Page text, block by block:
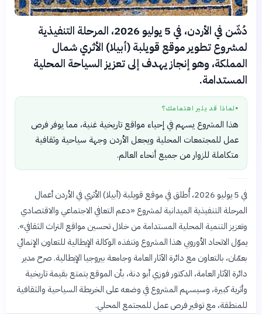
دُشّن في الأردن، في 5 يوليو 2026، المرحلة التنفيذية
لمشروع تطوير موقع قويلبة (أبيلا) الأثري شمال
المملكة، وهو إنجاز يهدف إلى تعزيز السياحة المحلية
المستدامة.
● لماذا قد يثير اهتمامك؟
هذا المشروع يسهم في إحياء مواقع تاريخية غنية، مما يوفر فرص
عمل للمجتمعات المحلية ويجعل الأردن وجهة سياحية وثقافية
متكاملة للزوار من جميع أنحاء العالم.
في 5 يوليو 2026، أُطلق في موقع قويلبة (أبيلا) الأثري في الأردن أعمال
المرحلة التنفيذية الميدانية لمشروع «دعم التعافي الاجتماعي والاقتصادي
وتعزيز التنمية المحلية المستدامة من خلال تحسين مواقع التراث الثقافي».
يموّل الاتحاد الأوروبي هذا المشروع وتنفذه الوكالة الإيطالية للتعاون الإنمائي
بعمّان، بالتعاون مع دائرة الآثار العامة وجامعة بيروجيا الإيطالية. صرح مدير
دائرة الآثار العامة، الدكتور فوزي أبو دنة، بأن الموقع يتمتع بقيمة تاريخية
وأثرية كبيرة، وسيسهم المشروع في وضعه على الخريطة السياحية والثقافية
للمنطقة، مع توفير فرص عمل للمجتمع المحلي.